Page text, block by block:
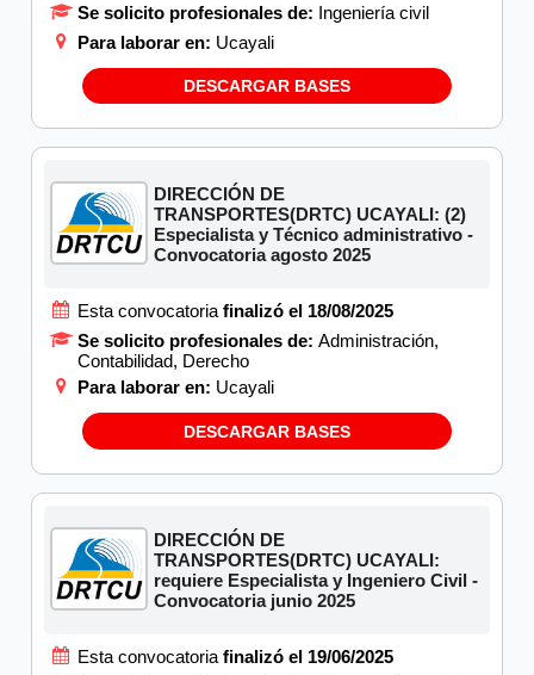
Se solicito profesionales de: Ingeniería civil
Para laborar en: Ucayali
DESCARGAR BASES
DIRECCIÓN DE
TRANSPORTES(DRTC) UCAYALI: (2)
Especialista y Técnico administrativo -
Convocatoria agosto 2025
Esta convocatoria finalizó el 18/08/2025
Se solicito profesionales de: Administración,
Contabilidad, Derecho
Para laborar en: Ucayali
DESCARGAR BASES
DIRECCIÓN DE
TRANSPORTES(DRTC) UCAYALI:
requiere Especialista y Ingeniero Civil -
Convocatoria junio 2025
Esta convocatoria finalizó el 19/06/2025